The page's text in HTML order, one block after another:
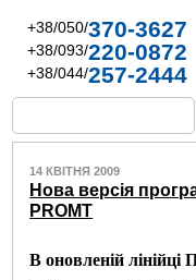
+38/050/370-3627
+38/093/220-0872
+38/044/257-2444
14 КВІТНЯ 2009
Нова версія
PROMT
В оновленій